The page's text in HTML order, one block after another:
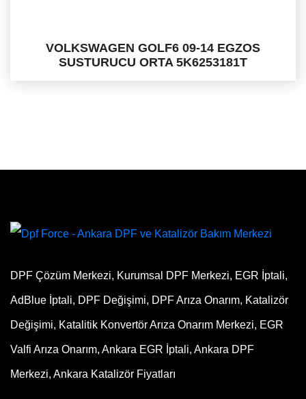
VOLKSWAGEN GOLF6 09-14 EGZOS
SUSTURUCU ORTA 5K6253181T
DPF Çözüm Merkezi, Kurumsal DPF Merkezi, EGR İptali,
AdBlue İptali, DPF Değişimi, DPF Arıza Onarım, Katalizör
Değişimi, Katalitik Konvertör Arıza Onarım Merkezi, EGR
Valfi Arıza Onarım, Ankara EGR İptali, Ankara DPF
Merkezi, Ankara Katalizör Fiyatları